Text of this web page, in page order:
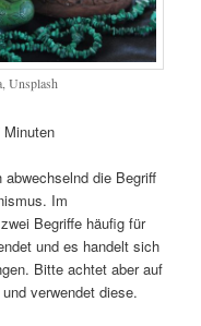
Unsplash
die Begriff
Im
Begriffe häufig für
und es handelt sich
Bitte achtet aber auf
verwendet diese.